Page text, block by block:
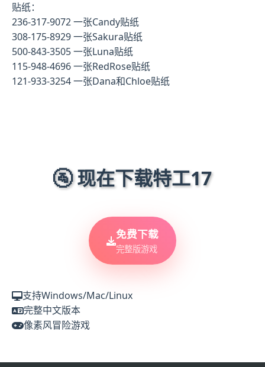
贴纸：
236-317-9072 一张Candy贴纸
308-175-8929 一张Sakura贴纸
500-843-3505 一张Luna贴纸
115-948-4696 一张RedRose贴纸
121-933-3254 一张Dana和Chloe贴纸
🚰 现在下载特工17
免费下载
完整版游戏
支持Windows/Mac/Linux
完整中文版本
像素风冒险游戏